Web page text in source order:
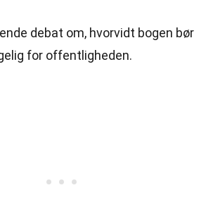
debat om, hvorvidt bogen bør
for offentligheden.